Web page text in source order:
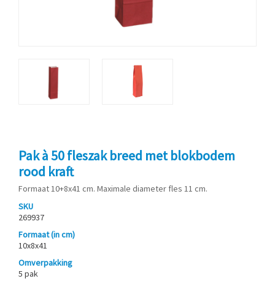
Pak à 50 fleszak breed met blokbodem
rood kraft
Formaat 10+8x41 cm. Maximale diameter fles 11 cm.
SKU
269937
Formaat (in cm)
10x8x41
Omverpakking
5 pak